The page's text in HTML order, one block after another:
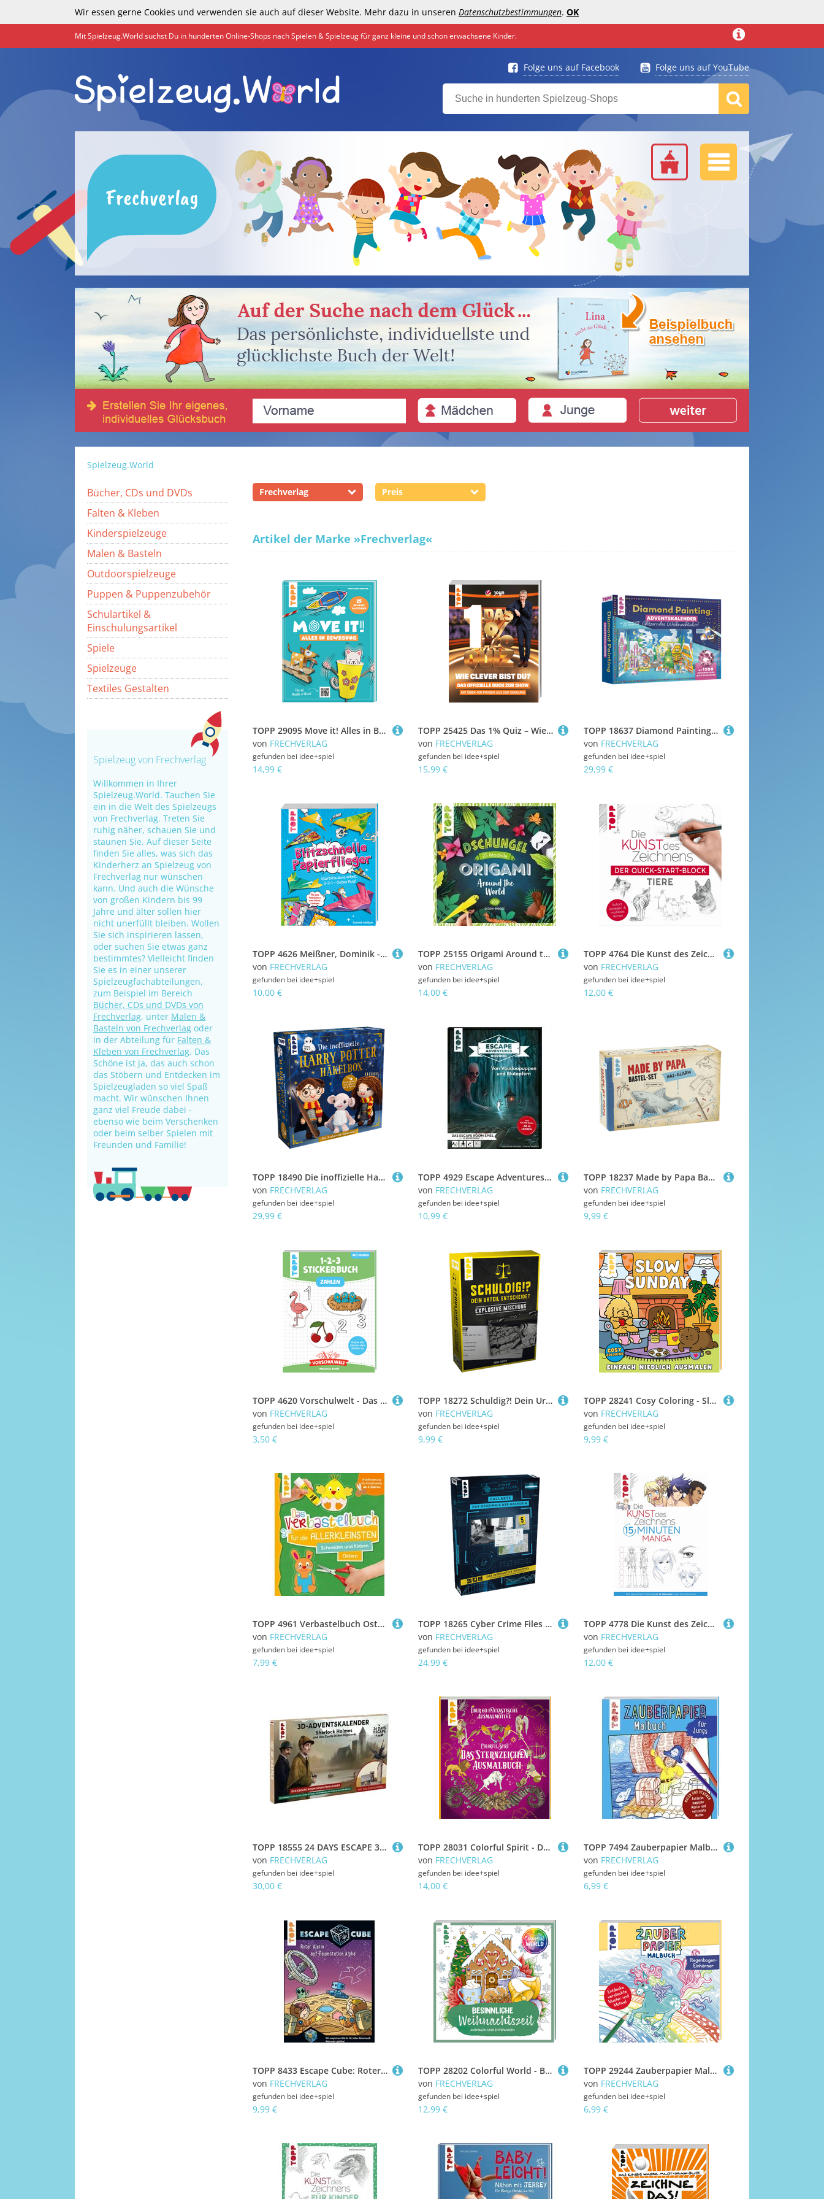
Wir essen gerne Cookies und verwenden sie auch auf dieser Website. Mehr dazu in unseren Datenschutzbestimmungen. OK
Mit Spielzeug.World suchst Du in hunderten Online-Shops nach Spielen & Spielzeug für ganz kleine und schon erwachsene Kinder.
Folge uns auf Facebook Folge uns auf YouTube
Frechverlag
Spielzeug.World
Bücher, CDs und DVDs
Falten & Kleben
Kinderspielzeuge
Malen & Basteln
Outdoorspielzeuge
Puppen & Puppenzubehör
Schulartikel &
Einschulungsartikel
Spiele
Spielzeuge
Textiles Gestalten
Spielzeug von Frechverlag
Willkommen in Ihrer
Spielzeug.World. Tauchen Sie
ein in die Welt des Spielzeugs
von Frechverlag. Treten Sie
ruhig näher, schauen Sie und
staunen Sie. Auf dieser Seite
finden Sie alles, was sich das
Kinderherz an Spielzeug von
Frechverlag nur wünschen
kann. Und auch die Wünsche
von großen Kindern bis 99
Jahre und älter sollen hier
nicht unerfüllt bleiben. Wollen
Sie sich inspirieren lassen,
oder suchen Sie etwas ganz
bestimmtes? Vielleicht finden
Sie es in einer unserer
Spielzeugfachabteilungen,
zum Beispiel im Bereich
Bücher, CDs und DVDs von
Frechverlag, unter Malen &
Basteln von Frechverlag oder
in der Abteilung für Falten &
Kleben von Frechverlag. Das
Schöne ist ja, das auch schon
das Stöbern und Entdecken im
Spielzeugladen so viel Spaß
macht. Wir wünschen Ihnen
ganz viel Freude dabei -
ebenso wie beim Verschenken
oder beim selber Spielen mit
Freunden und Familie!
Frechverlag Preis
Artikel der Marke »Frechverlag«
TOPP 29095 Move it! Alles in Bewegung - 25 verrückte Basteleien
von FRECHVERLAG
gefunden bei idee+spiel
14,99 €
TOPP 25425 Das 1% Quiz – Wie clever bist du? Das offizielle Buch zur Show
von FRECHVERLAG
gefunden bei idee+spiel
15,99 €
TOPP 18637 Diamond Painting Adventskalender Glitzerndes Weihnachtsdorf. Mit Material und Werkzeug für 24 Aufsteller
von FRECHVERLAG
gefunden bei idee+spiel
29,99 €
TOPP 4626 Meißner, Dominik - Blitzschnelle Papierflieger
von FRECHVERLAG
gefunden bei idee+spiel
10,00 €
TOPP 25155 Origami Around the World - Dschungel
von FRECHVERLAG
gefunden bei idee+spiel
14,00 €
TOPP 4764 Die Kunst des Zeichnens Tiere. Der Quick-Start-Block - Sofort loslegen und mühelos lernen
von FRECHVERLAG
gefunden bei idee+spiel
12,00 €
TOPP 18490 Die inoffizielle Harry Potter Häkelbox
von FRECHVERLAG
gefunden bei idee+spiel
29,99 €
TOPP 4929 Escape Adventures HORROR - Von Voodoopuppen und Blutopfern
von FRECHVERLAG
gefunden bei idee+spiel
10,99 €
TOPP 18237 Made by Papa Bastel-Set Hai-Alarm Anleitung und Material für einen super-coolen schwimmenden Hai
von FRECHVERLAG
gefunden bei idee+spiel
9,99 €
TOPP 4620 Vorschulwelt - Das 1-2-3-Stickerbuch - Zahlen | Kraft, Melanie
von FRECHVERLAG
gefunden bei idee+spiel
3,50 €
TOPP 18272 Schuldig?! Dein Urteil entscheidet - Explosive Mischung. Krimispiel in 50 Karten | Pieper, Hans
von FRECHVERLAG
gefunden bei idee+spiel
9,99 €
TOPP 28241 Cosy Coloring - Slow Sunday
von FRECHVERLAG
gefunden bei idee+spiel
9,99 €
TOPP 4961 Verbastelbuch Ostern
von FRECHVERLAG
gefunden bei idee+spiel
7,99 €
TOPP 18265 Cyber Crime Files - Fallakte: Das Geheimnis der Hackerin | Pieper, Hans
von FRECHVERLAG
gefunden bei idee+spiel
24,99 €
TOPP 4778 Die Kunst des Zeichnens 15 Minuten Manga
von FRECHVERLAG
gefunden bei idee+spiel
12,00 €
TOPP 18555 24 DAYS ESCAPE 3D-Adventskalender – Sherlock Holmes und das Castle in den Highlands
von FRECHVERLAG
gefunden bei idee+spiel
30,00 €
TOPP 28031 Colorful Spirit - Das Sternzeichen-Ausmalbuch - Ausmalen und entspannen. Über 60 kosmische Motive zum Ausmalen: Sternzeichen, Sonne, Mond und die vi | frechverlag
von FRECHVERLAG
gefunden bei idee+spiel
14,00 €
TOPP 7494 Zauberpapier Malbuch für Jungs
von FRECHVERLAG
gefunden bei idee+spiel
6,99 €
TOPP 8433 Escape Cube: Roter Alarm auf Raumstation Alpha
von FRECHVERLAG
gefunden bei idee+spiel
9,99 €
TOPP 28202 Colorful World - Besinnliche Weihnachtszeit
von FRECHVERLAG
gefunden bei idee+spiel
12,99 €
TOPP 29244 Zauberpapier Malbuch Regenbogen-Einhörner
von FRECHVERLAG
gefunden bei idee+spiel
6,99 €